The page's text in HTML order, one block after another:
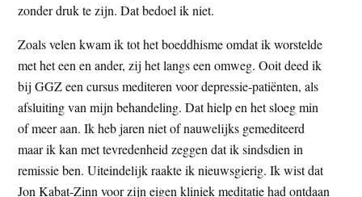
zonder druk te zijn. Dat bedoel ik niet.
Zoals velen kwam ik tot het boeddhisme omdat ik worstelde
met het een en ander, zij het langs een omweg. Ooit deed ik
bij GGZ een cursus mediteren voor depressie-patiënten, als
afsluiting van mijn behandeling. Dat hielp en het sloeg min
of meer aan. Ik heb jaren niet of nauwelijks gemediteerd
maar ik kan met tevredenheid zeggen dat ik sindsdien in
remissie ben. Uiteindelijk raakte ik nieuwsgierig. Ik wist dat
Jon Kabat-Zinn voor zijn eigen kliniek meditatie had ontdaan